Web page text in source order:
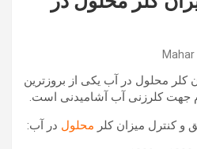
Mahar
کلر محلول در آب یکی از بروزترین
جهت کلرزنی آب آشامیدنی است.
و کنترل میزان کلر محلول در آب: